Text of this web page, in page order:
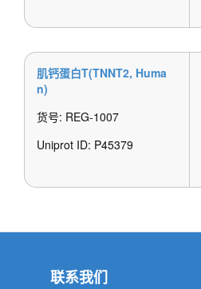
肌钙蛋白T(TNNT2, Huma
n)
货号: REG-1007
Uniprot ID: P45379
联系我们